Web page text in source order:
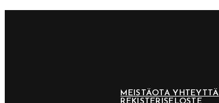
75,00€.55,00€.
MEISTÄOTA YHTEYTTÄ